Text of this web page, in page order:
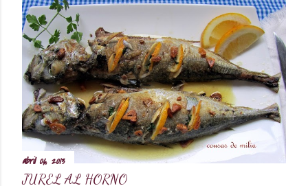
abril 06, 2013
JUREL AL HORNO